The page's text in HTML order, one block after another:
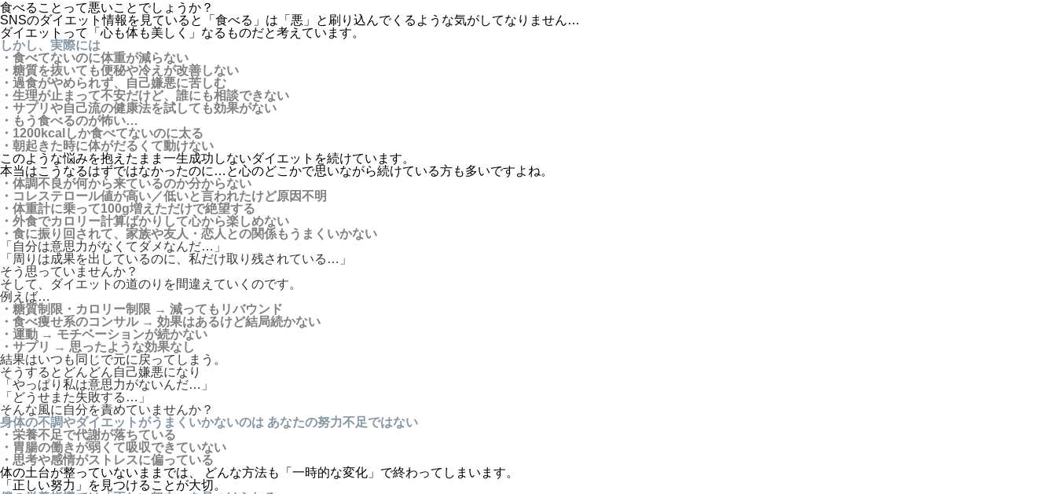
食べることって悪いことでしょうか？
SNSのダイエット情報を見ていると「食べる」は「悪」と刷り込んでくるような気がしてなりません…
ダイエットって「心も体も美しく」なるものだと考えています。
しかし、実際には
・食べてないのに体重が減らない
・糖質を抜いても便秘や冷えが改善しない
・過食がやめられず、自己嫌悪に苦しむ
・生理が止まって不安だけど、誰にも相談できない
・サプリや自己流の健康法を試しても効果がない
・もう食べるのが怖い…
・1200kcalしか食べてないのに太る
・朝起きた時に体がだるくて動けない
このような悩みを抱えたまま一生成功しないダイエットを続けています。
本当はこうなるはずではなかったのに…と心のどこかで思いながら続けている方も多いですよね。
・体調不良が何から来ているのか分からない
・コレステロール値が高い／低いと言われたけど原因不明
・体重計に乗って100g増えただけで絶望する
・外食でカロリー計算ばかりして心から楽しめない
・食に振り回されて、家族や友人・恋人との関係もうまくいかない
「自分は意思力がなくてダメなんだ…」
「周りは成果を出しているのに、私だけ取り残されている…」
そう思っていませんか？
そして、ダイエットの道のりを間違えていくのです。
例えば…
・糖質制限・カロリー制限 → 減ってもリバウンド
・食べ痩せ系のコンサル → 効果はあるけど結局続かない
・運動 → モチベーションが続かない
・サプリ → 思ったような効果なし
結果はいつも同じで元に戻ってしまう。
そうするとどんどん自己嫌悪になり
「やっぱり私は意思力がないんだ…」
「どうせまた失敗する…」
そんな風に自分を責めていませんか？
身体の不調やダイエットがうまくいかないのは あなたの努力不足ではない
・栄養不足で代謝が落ちている
・胃腸の働きが弱くて吸収できていない
・思考や感情がストレスに偏っている
体の土台が整っていないままでは、 どんな方法も「一時的な変化」で終わってしまいます。
「正しい努力」を見つけることが大切。